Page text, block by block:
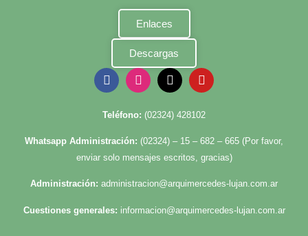
Enlaces
Descargas
Teléfono: (02324) 428102
Whatsapp Administración: (02324) – 15 – 682 – 665 (Por favor,
enviar solo mensajes escritos, gracias)
Administración: administracion@arquimercedes-lujan.com.ar
Cuestiones generales: informacion@arquimercedes-lujan.com.ar